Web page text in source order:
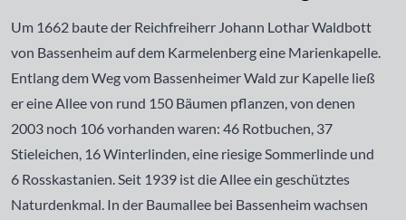
Um 1662 baute der Reichfreiherr Johann Lothar Waldbott
von Bassenheim auf dem Karmelenberg eine Marienkapelle.
Entlang dem Weg vom Bassenheimer Wald zur Kapelle ließ
er eine Allee von rund 150 Bäumen pflanzen, von denen
2003 noch 106 vorhanden waren: 46 Rotbuchen, 37
Stieleichen, 16 Winterlinden, eine riesige Sommerlinde und
6 Rosskastanien. Seit 1939 ist die Allee ein geschütztes
Naturdenkmal. In der Baumallee bei Bassenheim wachsen